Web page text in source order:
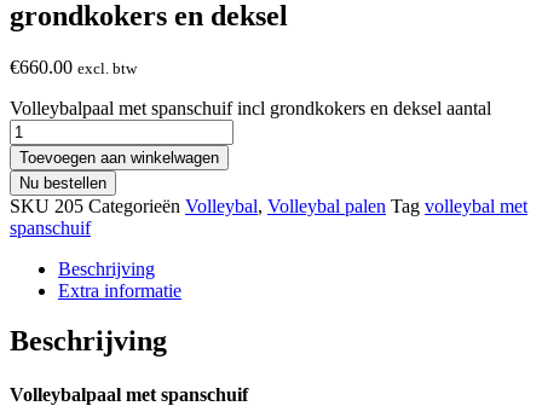
grondkokers en deksel
€660.00 excl. btw
Volleybalpaal met spanschuif incl grondkokers en deksel aantal
Toevoegen aan winkelwagen
Nu bestellen
SKU 205 Categorieën Volleybal, Volleybal palen Tag volleybal met
spanschuif
Beschrijving
Extra informatie
Beschrijving
Volleybalpaal met spanschuif